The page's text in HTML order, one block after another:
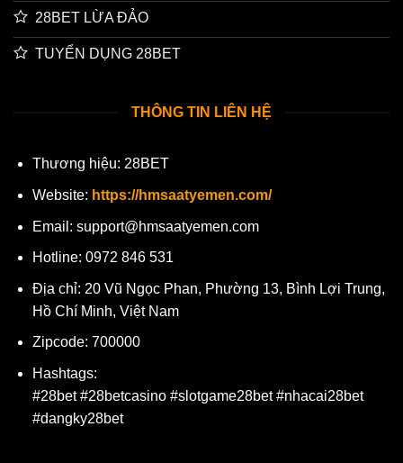
28BET LỪA ĐẢO
TUYỂN DỤNG 28BET
THÔNG TIN LIÊN HỆ
Thương hiệu: 28BET
Website: https://hmsaatyemen.com/
Email: support@hmsaatyemen.com
Hotline: 0972 846 531
Địa chỉ: 20 Vũ Ngọc Phan, Phường 13, Bình Lợi Trung,
Hồ Chí Minh, Việt Nam
Zipcode: 700000
Hashtags:
#28bet #28betcasino #slotgame28bet #nhacai28bet
#dangky28bet